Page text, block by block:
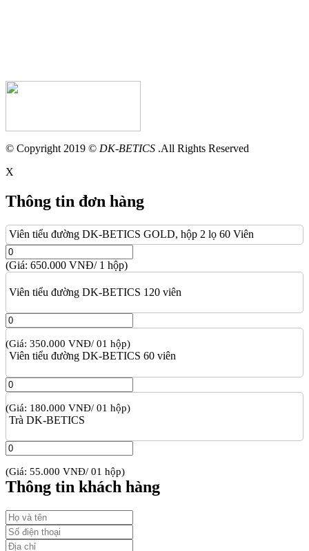
© Copyright 2019 © DK-BETICS .All Rights Reserved
X
Thông tin đơn hàng
Viên tiểu đường DK-BETICS GOLD, hộp 2 lọ 60 Viên
(Giá: 650.000 VNĐ/ 1 hộp)
Viên tiểu đường DK-BETICS 120 viên
(Giá: 350.000 VNĐ/ 01 hộp)
Viên tiểu đường DK-BETICS 60 viên
(Giá: 180.000 VNĐ/ 01 hộp)
Trà DK-BETICS
(Giá: 55.000 VNĐ/ 01 hộp)
Thông tin khách hàng